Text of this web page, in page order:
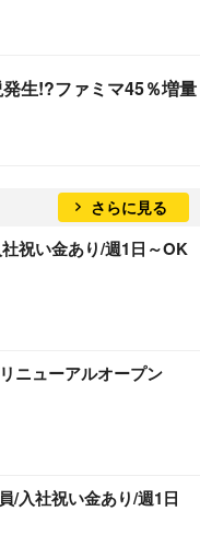
生!?ファミマ45％増量
さらに見る
祝い金あり/週1日～OK
ニューアルオープン
/入社祝い金あり/週1日